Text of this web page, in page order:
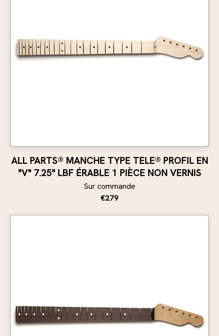
ALL PARTS® MANCHE TYPE TELE® PROFIL EN
"V" 7.25" LBF ÉRABLE 1 PIÈCE NON VERNIS
Sur commande
€279